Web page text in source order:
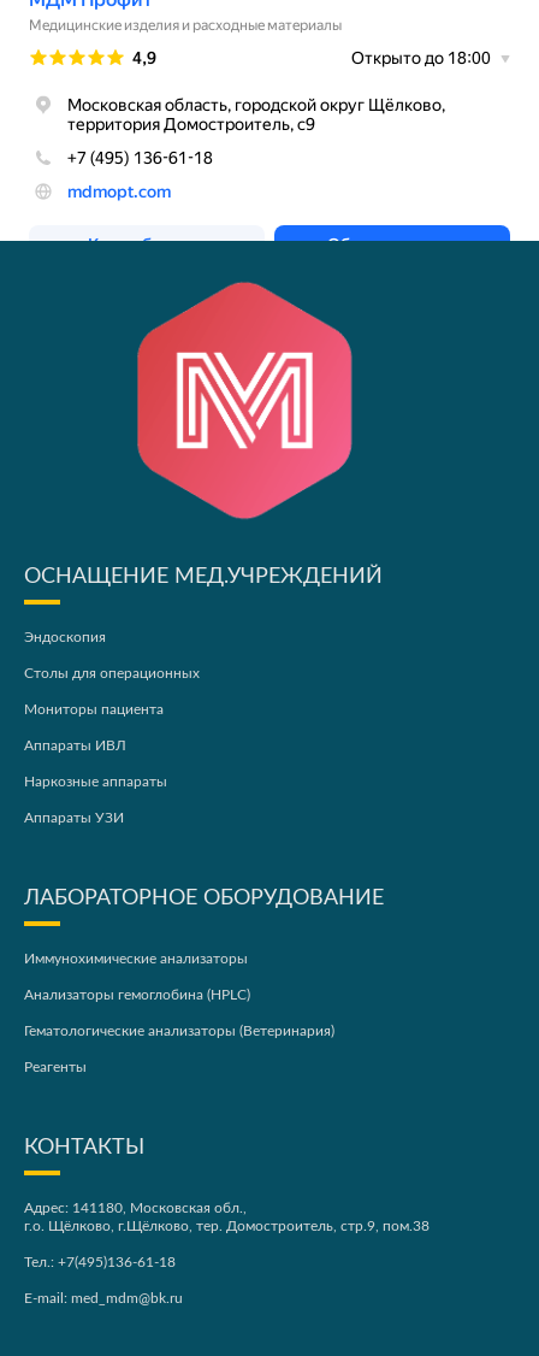
ОСНАЩЕНИЕ МЕД.УЧРЕЖДЕНИЙ
Эндоскопия
Столы для операционных
Мониторы пациента
Аппараты ИВЛ
Наркозные аппараты
Аппараты УЗИ
ЛАБОРАТОРНОЕ ОБОРУДОВАНИЕ
Иммунохимические анализаторы
Анализаторы гемоглобина (HPLC)
Гематологические анализаторы (Ветеринария)
Реагенты
КОНТАКТЫ
Адрес: 141180, Московская обл.,
г.о. Щёлково, г.Щёлково, тер. Домостроитель, стр.9, пом.38
Тел.: +7(495)136-61-18
E-mail: med_mdm@bk.ru